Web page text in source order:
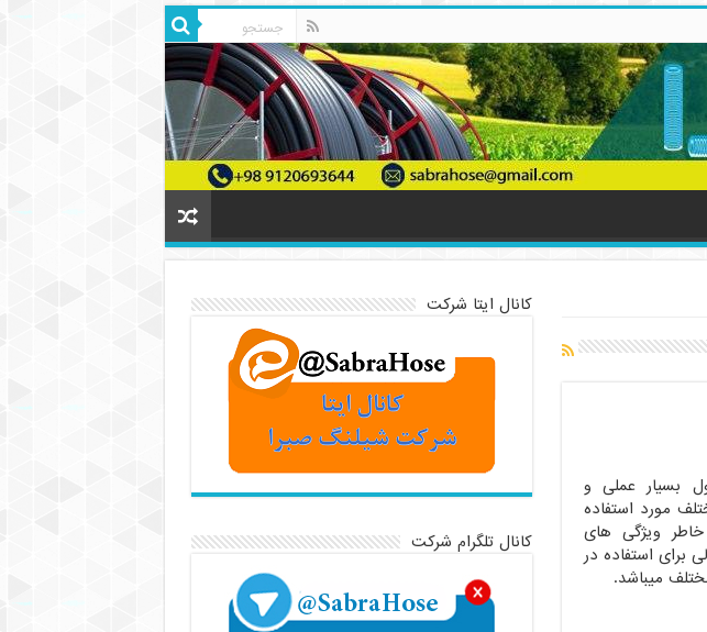
بسیار عملی و
مورد استفاده
ویژگی های
برای استفاده در
میباشد.
کانال ایتا شرکت
کانال تلگرام شرکت